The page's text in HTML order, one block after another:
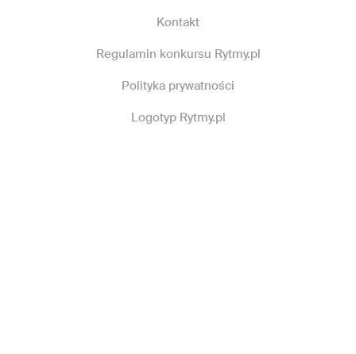
Kontakt
Regulamin konkursu Rytmy.pl
Polityka prywatności
Logotyp Rytmy.pl